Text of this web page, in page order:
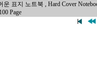
운 표지 노트북 , Hard Cover
Page